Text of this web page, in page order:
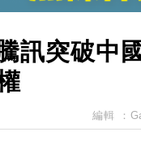
訊突破中
編輯 ：